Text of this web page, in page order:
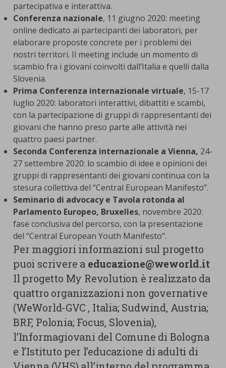
partecipativa e interattiva.
Conferenza nazionale, 11 giugno 2020: meeting
online dedicato ai partecipanti dei laboratori, per
elaborare proposte concrete per i problemi dei
nostri territori. Il meeting include un momento di
scambio fra i giovani coinvolti dall’Italia e quelli dalla
Slovenia.
Prima Conferenza internazionale virtuale, 15-17
luglio 2020: laboratori interattivi, dibattiti e scambi,
con la partecipazione di gruppi di rappresentanti dei
giovani che hanno preso parte alle attività nei
quattro paesi partner.
Seconda Conferenza internazionale a Vienna, 24-
27 settembre 2020: lo scambio di idee e opinioni dei
gruppi di rappresentanti dei giovani continua con la
stesura collettiva del “Central European Manifesto”.
Seminario di advocacy e Tavola rotonda al
Parlamento Europeo, Bruxelles, novembre 2020:
fase conclusiva del percorso, con la presentazione
del “Central European Youth Manifesto”.
Per maggiori informazioni sul progetto
puoi scrivere a educazione@weworld.it
Il progetto My Revolution è realizzato da
quattro organizzazioni non governative
(WeWorld-GVC , Italia; Sudwind, Austria;
BRF, Polonia; Focus, Slovenia),
l’Informagiovani del Comune di Bologna
e l’Istituto per l’educazione di adulti di